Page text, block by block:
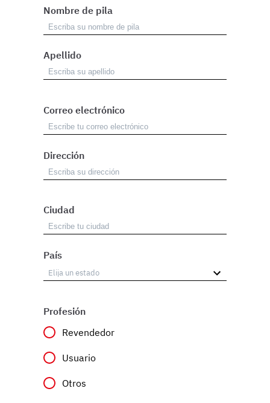
Nombre de pila
Apellido
Correo electrónico
Dirección
Ciudad
País
Profesión
Revendedor
Usuario
Otros